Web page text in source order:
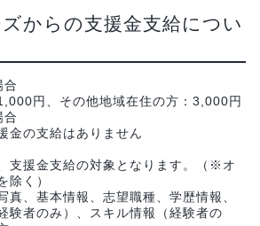
からの支援金支給につい
合
円、その他地域在住の方：3,000円
合
金の支給はありません
支援金支給の対象となります。（※オ
除く）
真、基本情報、志望職種、学歴情報、
験者のみ）、スキル情報（経験者の